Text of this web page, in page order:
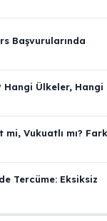
Başvurularında
Ülkeler, Hangi
Vukuatlı mı? Fark
Tercüme: Eksiksiz